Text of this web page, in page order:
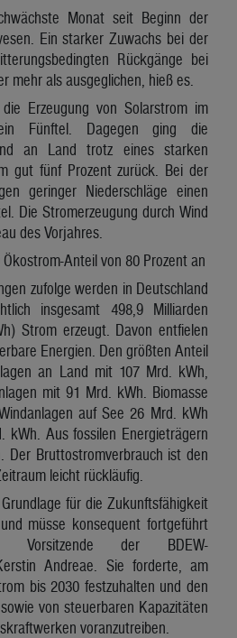
Monat seit Beginn der
Ein starker Zuwachs bei der
Rückgänge bei
mehr als ausgeglichen, hieß es.
Erzeugung von Solarstrom im
Fünftel. Dagegen ging die
an Land trotz eines starken
gut fünf Prozent zurück. Bei der
geringer Niederschläge einen
Die Stromerzeugung durch Wind
des Vorjahres.
Anteil von 80 Prozent an
zufolge werden in Deutschland
insgesamt 498,9 Milliarden
Strom erzeugt. Davon entfielen
Energien. Den größten Anteil
an Land mit 107 Mrd. kWh,
mit 91 Mrd. kWh. Biomasse
auf See 26 Mrd. kWh
kWh. Aus fossilen Energieträgern
Der Bruttostromverbrauch ist den
leicht rückläufig.
für die Zukunftsfähigkeit
müsse konsequent fortgeführt
der BDEW-
Andreae. Sie forderte, am
bis 2030 festzuhalten und den
von steuerbaren Kapazitäten
voranzutreiben.